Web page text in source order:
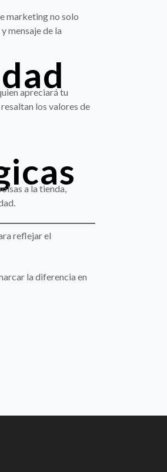
marketing no solo
mensaje de la
apreciará tu
los valores de
a la tienda,
reflejar el
la diferencia en